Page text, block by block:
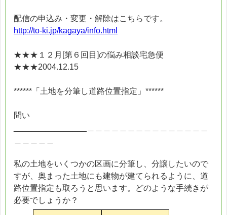
配信の申込み・変更・解除はこちらです。
http://to-ki.jp/kagaya/info.html
★★★１２月[第６回目]の悩み相談宅急便
★★★2004.12.15
******「土地を分筆し道路位置指定」******
問い
私の土地をいくつかの区画に分筆し、分譲したいので
すが、奥まった土地にも建物が建てられるように、道
路位置指定も取ろうと思います。どのような手続きが
必要でしょうか？